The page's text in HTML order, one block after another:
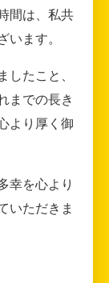
間は、私共
ます。
たこと、
までの長き
より厚く御
幸を心より
いただきま